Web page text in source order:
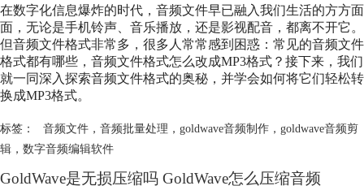
在数字化信息爆炸的时代，音频文件早已融入我们生活的方方面
面，无论是手机铃声、音乐播放，还是影视配音，都离不开它。
但音频文件格式非常多，很多人常常感到困惑：常见的音频文件
格式都有哪些，音频文件格式怎么改成MP3格式？接下来，我们
就一同深入探索音频文件格式的奥秘，并学会如何将它们轻松转
换成MP3格式。​
标签： 音频文件， 音频批量处理 ， goldwave音频制作， goldwave音频剪
辑 ， 数字音频编辑软件
GoldWave是无损压缩吗 GoldWave怎么压缩音频